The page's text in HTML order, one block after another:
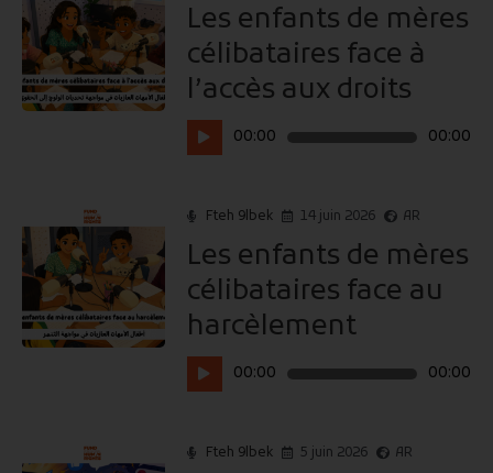
Les enfants de mères
célibataires face à
l’accès aux droits
Lecteur
audio
00:00 00:00
Fteh 9lbek 14 juin 2026 AR
Les enfants de mères
célibataires face au
harcèlement
Lecteur
audio
00:00 00:00
Fteh 9lbek 5 juin 2026 AR